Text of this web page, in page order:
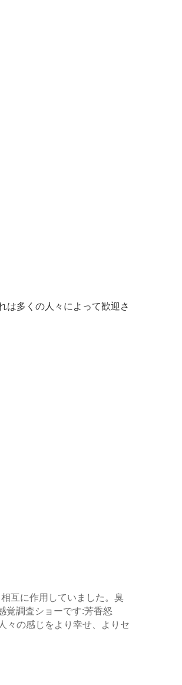
は多くの人々によって歓迎さ
互に作用していました。臭
覚調査ショーです:芳香怒
々の感じをより幸せ、よりセ